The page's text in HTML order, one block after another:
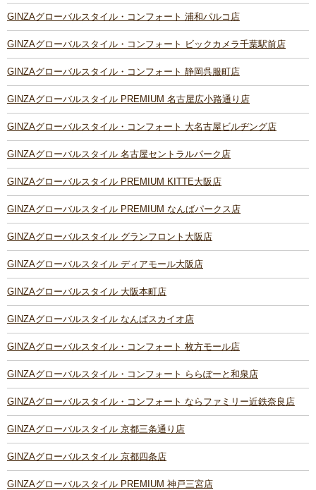
GINZAグローバルスタイル・コンフォート 浦和パルコ店
GINZAグローバルスタイル・コンフォート ビックカメラ千葉駅前店
GINZAグローバルスタイル・コンフォート 静岡呉服町店
GINZAグローバルスタイル PREMIUM 名古屋広小路通り店
GINZAグローバルスタイル・コンフォート 大名古屋ビルヂング店
GINZAグローバルスタイル 名古屋セントラルパーク店
GINZAグローバルスタイル PREMIUM KITTE大阪店
GINZAグローバルスタイル PREMIUM なんばパークス店
GINZAグローバルスタイル グランフロント大阪店
GINZAグローバルスタイル ディアモール大阪店
GINZAグローバルスタイル 大阪本町店
GINZAグローバルスタイル なんばスカイオ店
GINZAグローバルスタイル・コンフォート 枚方モール店
GINZAグローバルスタイル・コンフォート ららぽーと和泉店
GINZAグローバルスタイル・コンフォート ならファミリー近鉄奈良店
GINZAグローバルスタイル 京都三条通り店
GINZAグローバルスタイル 京都四条店
GINZAグローバルスタイル PREMIUM 神戸三宮店